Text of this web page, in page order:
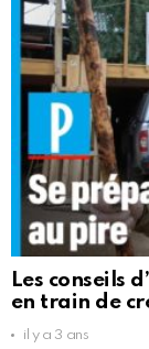
Les conseils
en train de
il y a 3 ans